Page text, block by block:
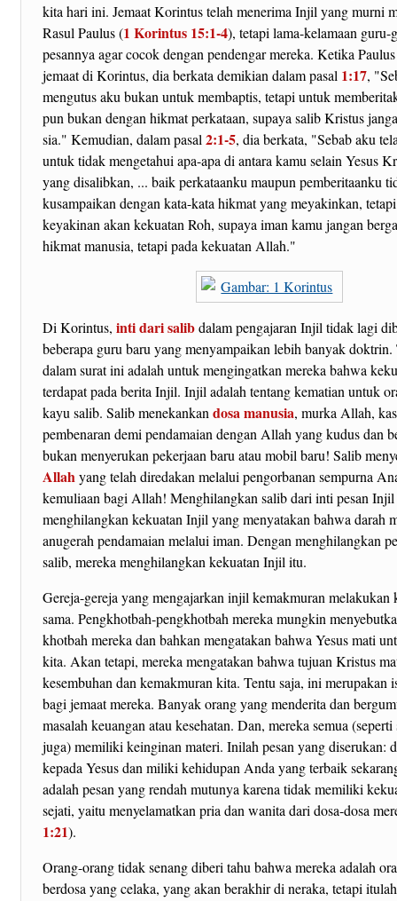
kita hari ini. Jemaat Korintus telah menerima Injil yang murni
Rasul Paulus (1 Korintus 15:1-4), tetapi lama-kelamaan guru-
pesannya agar cocok dengan pendengar mereka. Ketika
jemaat di Korintus, dia berkata demikian dalam pasal 1:17,
mengutus aku bukan untuk membaptis, tetapi untuk
pun bukan dengan hikmat perkataan, supaya salib Kristus
sia." Kemudian, dalam pasal2:1-5, dia berkata, "Sebab aku
untuk tidak mengetahui apa-apa di antara kamu selain Yesus
yang disalibkan, ... baik perkataanku maupun pemberitaanku
kusampaikan dengan kata-kata hikmat yang meyakinkan,
keyakinan akan kekuatan Roh, supaya iman kamu jangan
hikmat manusia, tetapi pada kekuatan Allah."
Di Korintus,inti dari salibdalam pengajaran Injil tidak lagi
beberapa guru baru yang menyampaikan lebih banyak doktrin.
dalam surat ini adalah untuk mengingatkan mereka bahwa
terdapat pada berita Injil. Injil adalah tentang kematian untuk
kayu salib. Salib menekankandosa manusia, murka Allah,
pembenaran demi pendamaian dengan Allah yang kudus dan
bukan menyerukan pekerjaan baru atau mobil baru! Salib
Allahyang telah diredakan melalui pengorbanan sempurna
kemuliaan bagi Allah! Menghilangkan salib dari inti pesan
menghilangkan kekuatan Injil yang menyatakan bahwa darah
anugerah pendamaian melalui iman. Dengan menghilangkan
salib, mereka menghilangkan kekuatan Injil itu.
Gereja-gereja yang mengajarkan injil kemakmuran melakukan
sama. Pengkhotbah-pengkhotbah mereka mungkin
khotbah mereka dan bahkan mengatakan bahwa Yesus mati
kita. Akan tetapi, mereka mengatakan bahwa tujuan Kristus
kesembuhan dan kemakmuran kita. Tentu saja, ini merupakan
bagi jemaat mereka. Banyak orang yang menderita dan
masalah keuangan atau kesehatan. Dan, mereka semua
juga) memiliki keinginan materi. Inilah pesan yang diserukan:
kepada Yesus dan miliki kehidupan Anda yang terbaik
adalah pesan yang rendah mutunya karena tidak memiliki
sejati, yaitu menyelamatkan pria dan wanita dari dosa-dosa
1:21).
Orang-orang tidak senang diberi tahu bahwa mereka adalah
berdosa yang celaka, yang akan berakhir di neraka, tetapi